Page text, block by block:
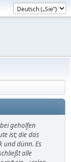
geholfen
ist; die das
und dünn. Es
alle